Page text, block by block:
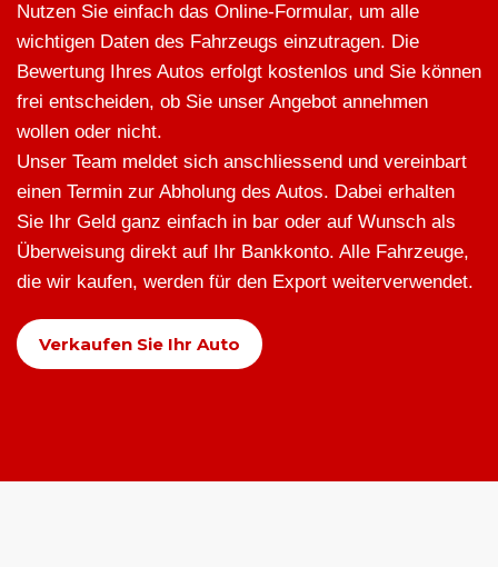
Nutzen Sie einfach das Online-Formular, um alle
wichtigen Daten des Fahrzeugs einzutragen. Die
Bewertung Ihres Autos erfolgt kostenlos und Sie können
frei entscheiden, ob Sie unser Angebot annehmen
wollen oder nicht.
Unser Team meldet sich anschliessend und vereinbart
einen Termin zur Abholung des Autos. Dabei erhalten
Sie Ihr Geld ganz einfach in bar oder auf Wunsch als
Überweisung direkt auf Ihr Bankkonto. Alle Fahrzeuge,
die wir kaufen, werden für den Export weiterverwendet.
Verkaufen Sie Ihr Auto